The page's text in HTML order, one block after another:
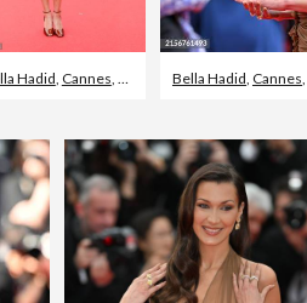
Hadid, Cannes, Rode loper evenement
Bella Hadid, Cannes,